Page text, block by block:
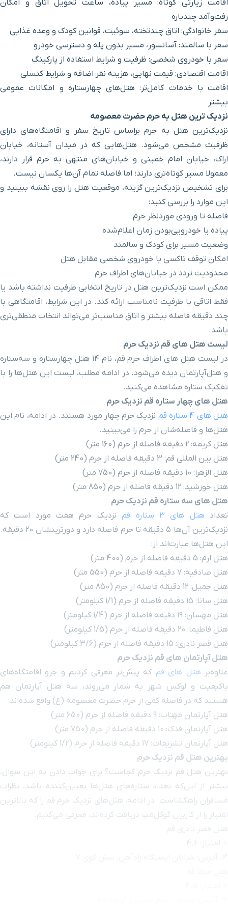
پیاده، ساعت تحویل اتاق و امکان
سوئیت، قوانین کودک و وعده غذایی
بدون پله و دسترسی خودرو
و شرایط استفاده از پارکینگ
هزینه نفر اضافه و شرایط کنسلی
چهارستاره و امکانات عمومی
معصومه
تاریخ سفر و اقامتگاه‌های دارای
که در میدان آستانه، خیابان
خیابان‌های منتهی به حرم قرار دارند،
اما فاصله تمام آن‌ها یکسان نیست.
موقعیت هتل را روی نقشه ببینید و
اعلام‌شده
شخصی مقابل هتل
اطراف حرم
تاریخ انتخابی ظرفیت نداشته باشد یا
کند. در این شرایط، اقامتگاهی با
مناسب‌تر می‌تواند انتخاب منطقی‌تری
در لیست هتل های اطراف حرم قم، نام ۱۴ هتل چهارستاره و سه‌ستاره
در ادامه مطلب، لیست این هتل‌ها را با
حرم
چهار مورد هستند. در ادامه، نام این
می‌بینید.
حرم
نزدیک حرم هفت مورد است که
نزدیک‌ترین‌ آن‌ها 5 دقیقه تا حرم فاصله دارد و دورترینشان 20 دقیقه.
(850 متر)
از حرم (1/4 کیلومتر)
حرم
معرفی کردیم و جزو اقامتگاه‌های
می‌روند، سه هتل آپارتمان هم
حرم حضرت معصومه (ع) واقع شده‌اند:
برای جواب دادن به این سوال،
هتل‌ها تعیین‌کننده باشد، نظرات
هتل‌های نزدیک حرم قم را که بالاترین
کرده‌اند، معرفی می‌کنیم.